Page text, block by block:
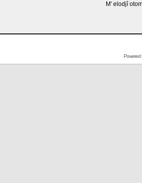
M' elodjî
Powered